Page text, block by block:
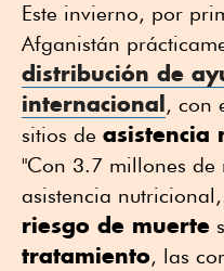
Este invierno, por
Afganistán
distribución de
internacional , con
sitios de asistencia
"Con 3.7 millones de
asistencia
riesgo de muerte
tratamiento, las